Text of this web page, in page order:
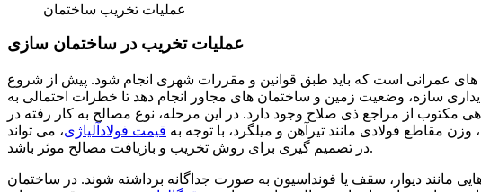
عملیات تخریب ساختمان
عملیات تخریب در ساختمان سازی
عمرانی است که باید طبق قوانین و مقررات شهری انجام شود. پیش از شروع
سازه، وضعیت زمین و ساختمان های مجاور انجام دهد تا خطرات احتمالی به
مکتوب از مراجع ذی صلاح وجود دارد. در این مرحله، نوع مصالح به کار رفته در
مقاطع فولادی مانند تیرآهن و میلگرد، با توجه به قیمت فولادآلیاژی، می تواند
در تصمیم گیری برای روش تخریب و بازیافت مصالح موثر باشد.
مانند دیوار، سقف یا فونداسیون به صورت جداگانه برداشته شوند. در ساختمان